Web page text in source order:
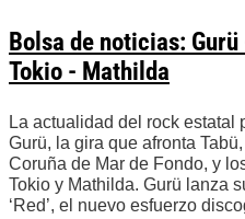
Bolsa de noticias:
Tokio - Mathilda
La actualidad del rock estatal
Gurü, la gira que afronta
Coruña de Mar de Fondo, y
Tokio y Mathilda. Gurü lanza
‘Red’, el nuevo esfuerzo